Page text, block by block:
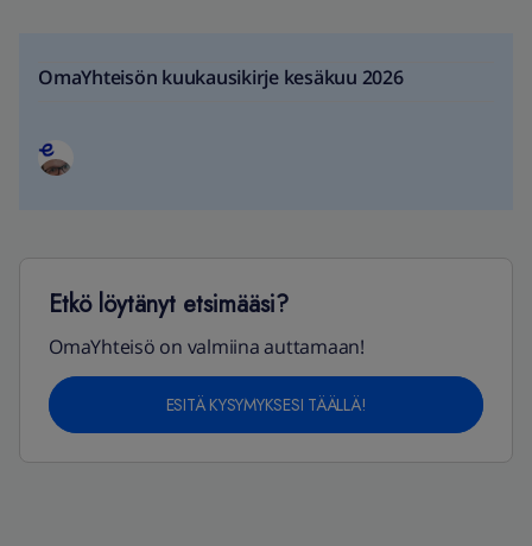
OmaYhteisön kuukausikirje kesäkuu 2026
Etkö löytänyt etsimääsi?
OmaYhteisö on valmiina auttamaan!
ESITÄ KYSYMYKSESI TÄÄLLÄ!